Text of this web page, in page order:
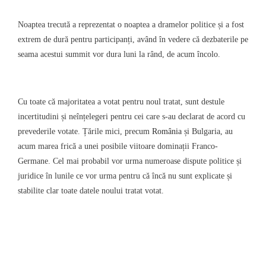
Noaptea trecută a reprezentat o noaptea a dramelor politice și a fost
extrem de dură pentru participanți, având în vedere că dezbaterile pe
seama acestui summit vor dura luni la rând, de acum încolo.
Cu toate că majoritatea a votat pentru noul tratat, sunt destule
incertitudini și neînțelegeri pentru cei care s-au declarat de acord cu
prevederile votate. Țările mici, precum România și Bulgaria, au
acum marea frică a unei posibile viitoare dominații Franco-
Germane. Cel mai probabil vor urma numeroase dispute politice și
juridice în lunile ce vor urma pentru că încă nu sunt explicate și
stabilite clar toate datele noului tratat votat.